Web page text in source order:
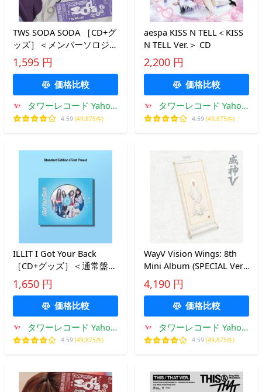
TWS SODA SODA ［CD+グ
ッズ］＜メンバーソロジャ
ケット盤 / YOUNGJAE＞
12cmCD Single ※特典あり
1,595 円
価格比較
タワーレコード Yahoo!
店
4.59 (49,875件)
aespa KISS N TELL＜KISS
N TELL Ver.＞ CD
2,200 円
価格比較
タワーレコード Yahoo!
店
4.59 (49,875件)
ILLIT I Got Your Back
［CD+グッズ］＜通常盤
(初回プレス)＞ 12cmCD
Single ※特典あり
1,650 円
価格比較
タワーレコード Yahoo!
店
4.59 (49,875件)
WayV Vision Wings: 8th
Mini Album (SPECIAL Ver.)
(ランダムバージョン) ［ミ
ュージックカード］＜完全
数量限定生産盤
Accessories
4,190 円
価格比較
タワーレコード Yahoo!
店
4.59 (49,875件)